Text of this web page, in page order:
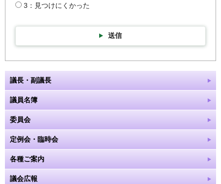
3：見つけにくかった
送信
議長・副議長
議員名簿
委員会
定例会・臨時会
各種ご案内
議会広報